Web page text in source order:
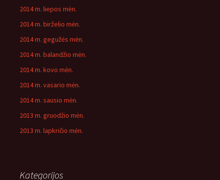
2014 m. liepos mėn.
2014 m. birželio mėn.
2014 m. gegužės mėn.
2014 m. balandžio mėn.
2014 m. kovo mėn.
2014 m. vasario mėn.
2014 m. sausio mėn.
2013 m. gruodžio mėn.
2013 m. lapkričio mėn.
Kategorijos